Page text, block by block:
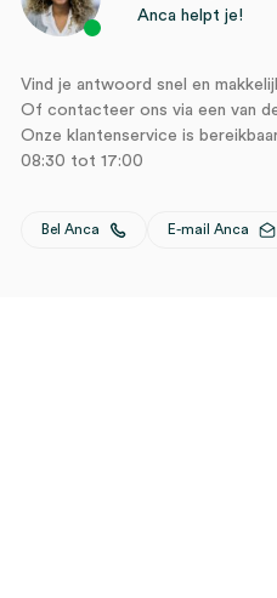
Anca helpt je!
Vind je antwoord snel en
Of contacteer ons via een van
Onze klantenservice is
08:30 tot 17:00
Bel Anca E-mail Anca